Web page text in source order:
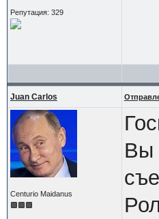
Репутация: 329
Juan Carlos
Centurio Maidanus
Вы